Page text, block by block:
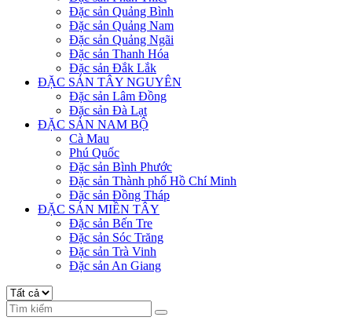
Đặc sản Quảng Bình
Đặc sản Quảng Nam
Đặc sản Quảng Ngãi
Đặc sản Thanh Hóa
Đặc sản Đắk Lắk
ĐẶC SẢN TÂY NGUYÊN
Đặc sản Lâm Đồng
Đặc sản Đà Lạt
ĐẶC SẢN NAM BỘ
Cà Mau
Phú Quốc
Đặc sản Bình Phước
Đặc sản Thành phố Hồ Chí Minh
Đặc sản Đồng Tháp
ĐẶC SẢN MIỀN TÂY
Đặc sản Bến Tre
Đặc sản Sóc Trăng
Đặc sản Trà Vinh
Đặc sản An Giang